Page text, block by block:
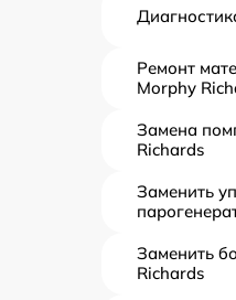
Ремонт
Morphy
Замена
Richards
Заменить
Заменить
Richards